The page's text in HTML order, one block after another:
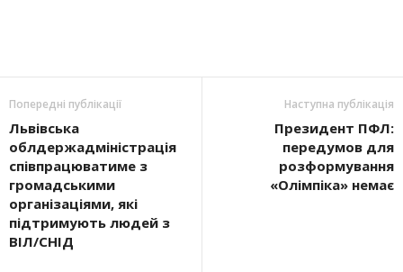
Попередні публікації
Львівська
облдержадміністрація
співпрацюватиме з
громадськими
організаціями, які
підтримують людей з
ВІЛ/СНІД
Наступна публікація
Президент ПФЛ:
передумов для
розформування
«Олімпіка» немає